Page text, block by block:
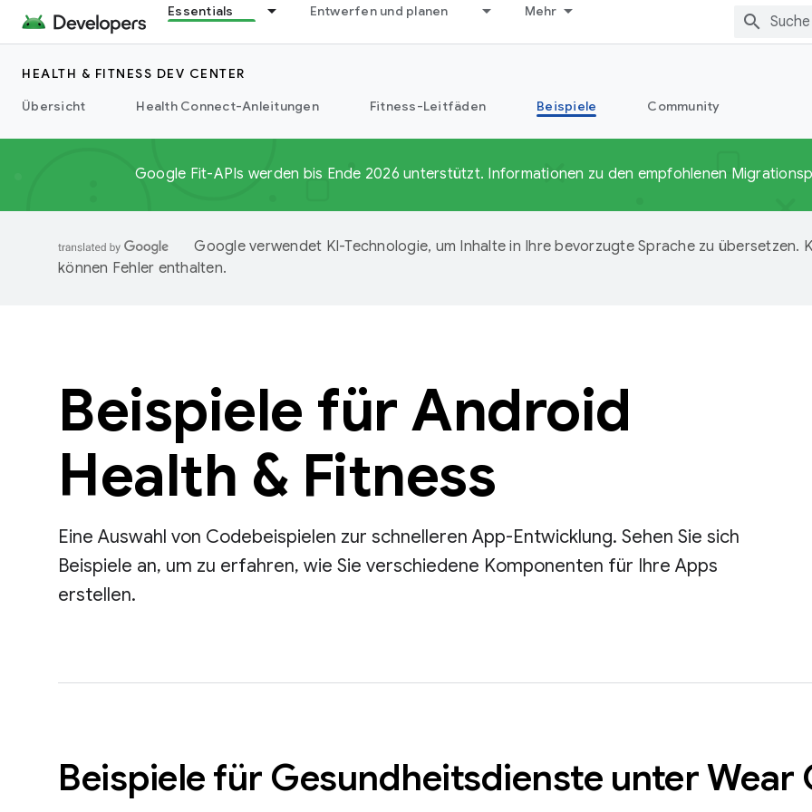
Essentials Entwerfen und planen Mehr
HEALTH & FITNESS DEV CENTER
Übersicht
Health Connect-Anleitungen Fitness-Leitfäden Beispiele Community
Google Fit-APIs werden bis Ende 2026 unterstützt. Informationen zu den empfohlenen
Google verwendet KI-Technologie, um Inhalte in Ihre bevorzugte Sprache zu übersetzen.
können Fehler enthalten.
Beispiele für Android
Health & Fitness
Eine Auswahl von Codebeispielen zur schnelleren App-Entwicklung. Sehen Sie sich
Beispiele an, um zu erfahren, wie Sie verschiedene Komponenten für Ihre Apps
erstellen.
Beispiele für Gesundheitsdienste unter Wear